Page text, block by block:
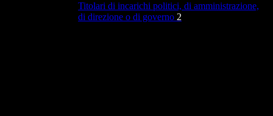
Titolari di incarichi politici, di amministrazione,
di direzione o di governo 2